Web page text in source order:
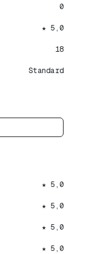
0
★ 5,0
18
Standard
★ 5,0
★ 5,0
★ 5,0
★ 5,0